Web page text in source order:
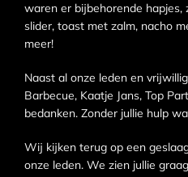
waren er bijbehorende hapjes,
slider, toast met zalm, nacho
meer!
Naast al onze leden en
Barbecue, Kaatje Jans, Top
bedanken. Zonder jullie hulp
Wij kijken terug op een
onze leden. We zien jullie